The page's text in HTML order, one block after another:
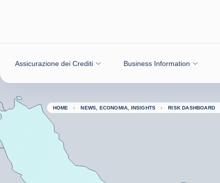
Assicurazione dei Crediti Business Information
HOME NEWS, ECONOMIA, INSIGHTS RISK DASHBOARD